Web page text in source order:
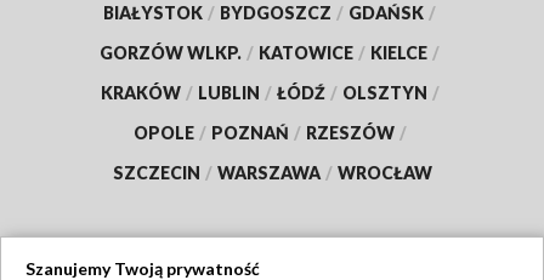
BIAŁYSTOK / BYDGOSZCZ / GDAŃSK /
GORZÓW WLKP. / KATOWICE / KIELCE /
KRAKÓW / LUBLIN / ŁÓDŹ / OLSZTYN /
OPOLE / POZNAŃ / RZESZÓW /
SZCZECIN / WARSZAWA / WROCŁAW
Szanujemy Twoją prywatność